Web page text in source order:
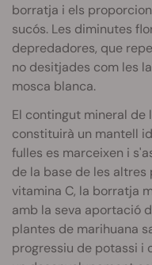
borratja i els
sucós. Les diminutes
depredadores, que
no desitjades com les
mosca blanca.
El contingut mineral
constituirà un mantell
fulles es marceixen i
de la base de les altres
vitamina C, la borratja
amb la seva aportació
plantes de marihuana
progressiu de potassi i